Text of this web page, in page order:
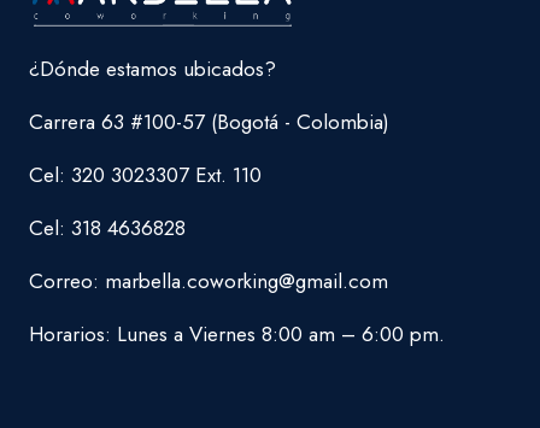
¿Dónde estamos ubicados?
Carrera 63 #100-57 (Bogotá - Colombia)
Cel: 320 3023307 Ext. 110
Cel: 318 4636828
Correo: marbella.coworking@gmail.com
Horarios: Lunes a Viernes 8:00 am – 6:00 pm.